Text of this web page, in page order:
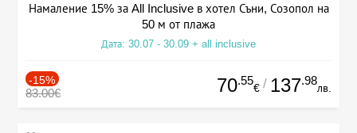
Намаление 15% за All Inclusive в хотел Съни, Созопол на
50 м от плажа
Дата: 30.07 - 30.09 + all inclusive
-15%
83.00€ 70.55
€ / 137.98
лв.